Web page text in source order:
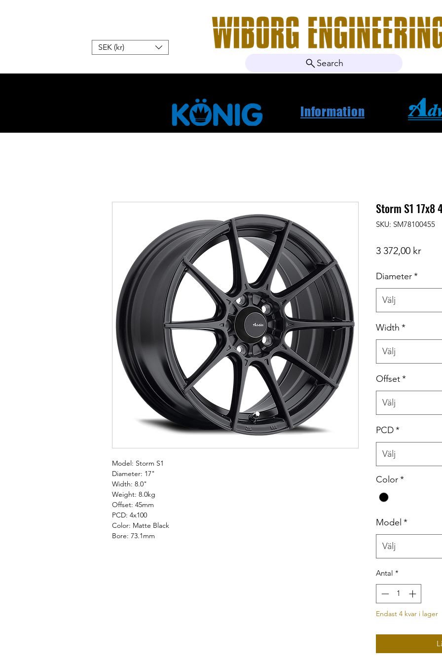
SEK (kr)
Search
Information
Model: Storm S1
Diameter: 17"
Width: 8.0"
Weight: 8.0kg
Offset: 45mm
PCD: 4x100
Color: Matte Black
Bore: 73.1mm
Storm S1 17x8
SKU: SM78100455
3 372,00 krPris
Diameter*
Välj
Width *
Välj
Offset*
Välj
PCD*
Välj
Color*
Model *
Välj
Antal *
Endast 4 kvar i lager